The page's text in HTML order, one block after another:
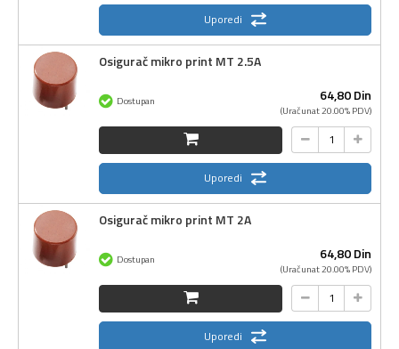
Uporedi
Osigurač mikro print MT 2.5A
64,80Din
(Uračunat 20.00% PDV)
Dostupan
Uporedi
Osigurač mikro print MT 2A
64,80Din
(Uračunat 20.00% PDV)
Dostupan
Uporedi